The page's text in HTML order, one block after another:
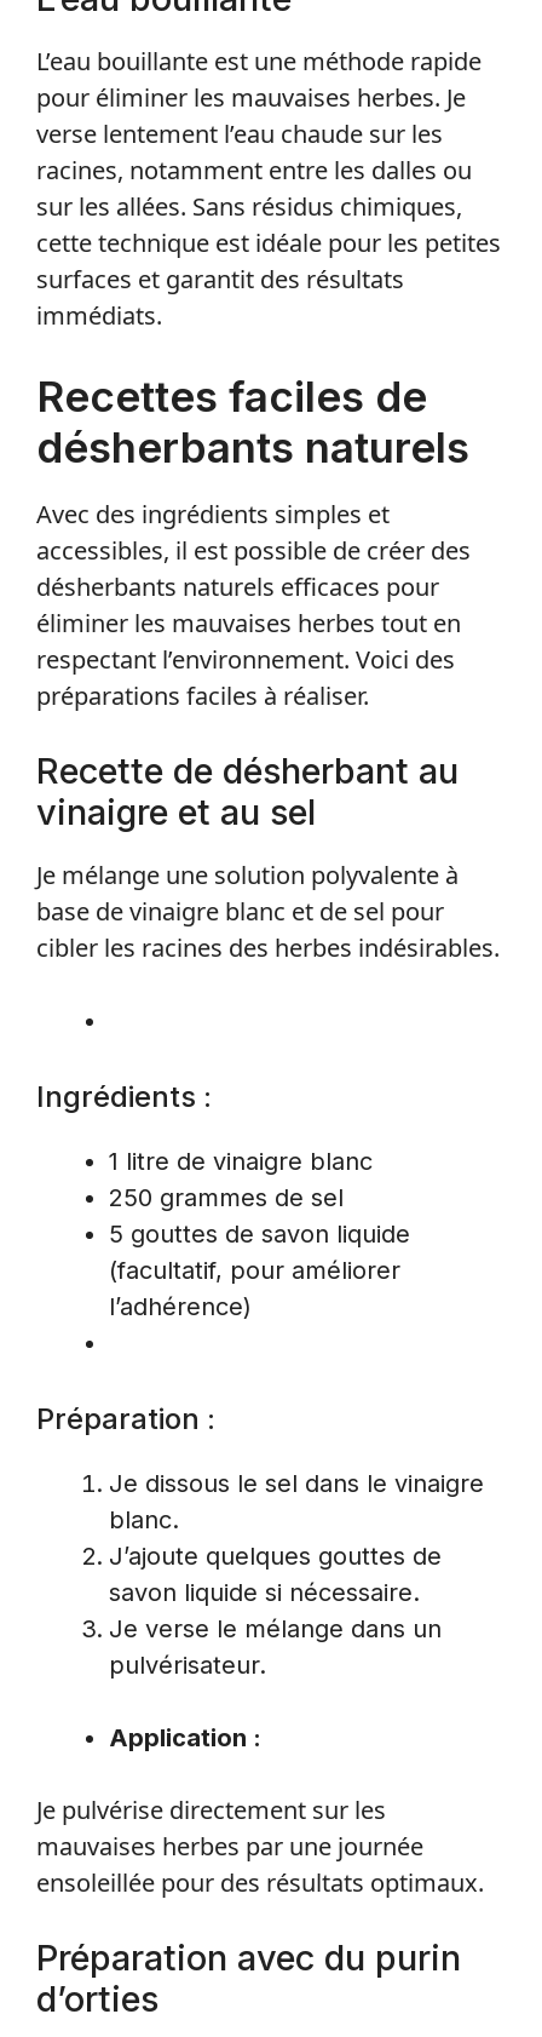
L’eau bouillante est une méthode rapide
pour éliminer les mauvaises herbes. Je
verse lentement l’eau chaude sur les
racines, notamment entre les dalles ou
sur les allées. Sans résidus chimiques,
cette technique est idéale pour les petites
surfaces et garantit des résultats
immédiats.
Recettes faciles de
désherbants naturels
Avec des ingrédients simples et
accessibles, il est possible de créer des
désherbants naturels efficaces pour
éliminer les mauvaises herbes tout en
respectant l’environnement. Voici des
préparations faciles à réaliser.
Recette de désherbant au
vinaigre et au sel
Je mélange une solution polyvalente à
base de vinaigre blanc et de sel pour
cibler les racines des herbes indésirables.
Ingrédients :
1 litre de vinaigre blanc
250 grammes de sel
5 gouttes de savon liquide
(facultatif, pour améliorer
l’adhérence)
Préparation :
Je dissous le sel dans le vinaigre
blanc.
J’ajoute quelques gouttes de
savon liquide si nécessaire.
Je verse le mélange dans un
pulvérisateur.
Application :
Je pulvérise directement sur les
mauvaises herbes par une journée
ensoleillée pour des résultats optimaux.
Préparation avec du purin
d’orties